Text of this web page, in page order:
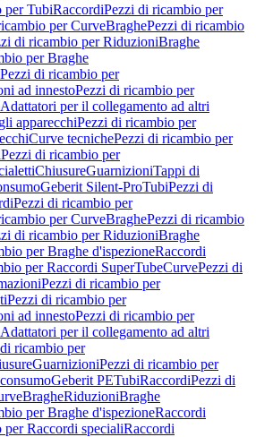
per TubiRaccordiPezzi di ricambio per
per CurveBraghePezzi di ricambio
di ricambio per RiduzioniBraghe
per Braghe
Pezzi di ricambio per
ad innestoPezzi di ricambio per
Adattatori per il collegamento ad altri
apparecchiPezzi di ricambio per
Curve tecnichePezzi di ricambio per
Pezzi di ricambio per
ChiusureGuarnizioniTappi di
Geberit Silent-ProTubiPezzi di
Pezzi di ricambio per
per CurveBraghePezzi di ricambio
di ricambio per RiduzioniBraghe
per Braghe d'ispezioneRaccordi
per Raccordi SuperTubeCurvePezzi di
Pezzi di ricambio per
Pezzi di ricambio per
ad innestoPezzi di ricambio per
Adattatori per il collegamento ad altri
ricambio per
GuarnizioniPezzi di ricambio per
Geberit PETubiRaccordiPezzi di
BragheRiduzioniBraghe
per Braghe d'ispezioneRaccordi
Raccordi specialiRaccordi